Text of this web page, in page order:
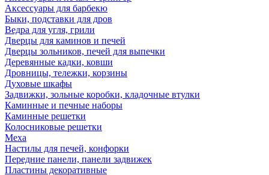
Аксессуары для барбекю
Быки, подставки для дров
Ведра для угля, грили
Дверцы для каминов и печей
Дверцы зольников, печей для выпечки
Деревянные кадки, ковши
Дровницы, тележки, корзины
Духовые шкафы
Задвижки, зольные коробки, кладочные втулки
Каминные и печные наборы
Каминные решетки
Колосниковые решетки
Меха
Настилы для печей, конфорки
Передние панели, панели задвижек
Пластины декоративные